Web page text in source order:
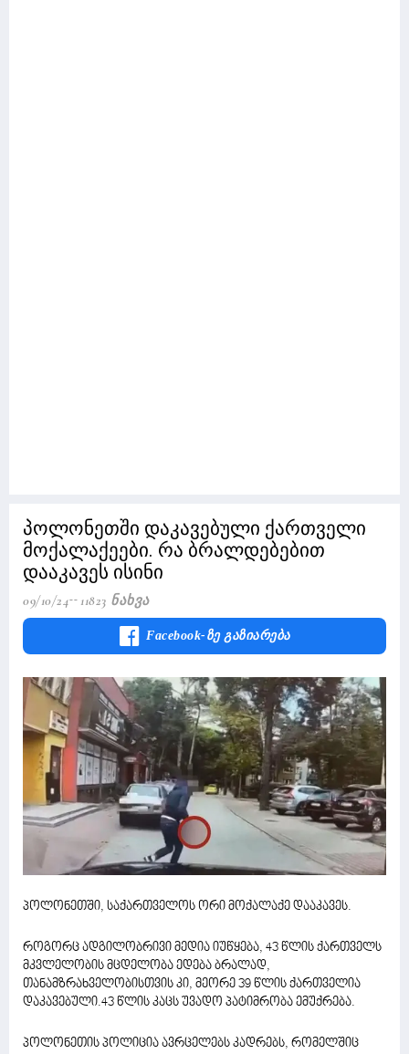
პოლონეთში დაკავებული ქართველი
მოქალაქეები. რა ბრალდებებით
დააკავეს ისინი
09/10/24 11823 Ნახვა
Facebook-Ზე Გაზიარება
პოლონეთში, საქართველოს ორი მოქალაქე დააკავეს.
როგორც ადგილობრივი მედია იუწყება, 43 წლის ქართველს
მკვლელობის მცდელობა ედება ბრალად,
თანამზრახველობისთვის კი, მეორე 39 წლის ქართველია
დაკავებული.43 წლის კაცს უვადო პატიმრობა ემუქრება.
პოლონეთის პოლიცია ავრცელებს კადრებს, რომელშიც